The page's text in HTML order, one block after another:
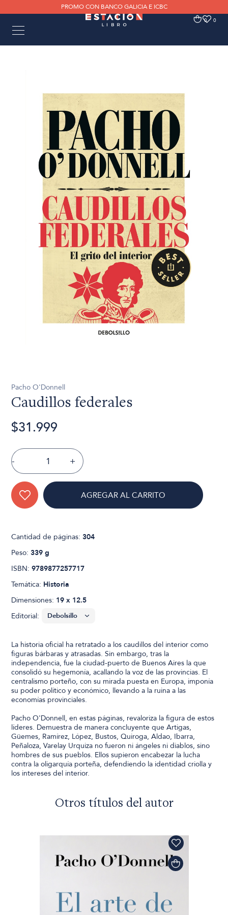
PROMO CON BANCO GALICIA E ICBC
0 0
Pacho O'Donnell
Caudillos federales
$31.999
- +
AGREGAR AL CARRITO
Cantidad de páginas:304
Peso:339 g
ISBN:9789877257717
Temática: Historia
Dimensiones: 19 x 12.5
Editorial:
La historia oficial ha retratado a los caudillos del interior como
figuras bárbaras y atrasadas. Sin embargo, tras la
independencia, fue la ciudad-puerto de Buenos Aires la que
consolidó su hegemonía, acallando la voz de las provincias. El
centralismo porteño, con su mirada puesta en Europa, imponía
su poder político y económico, llevando a la ruina a las
economías provinciales.
Pacho O'Donnell, en estas páginas, revaloriza la figura de estos
líderes. Demuestra de manera concluyente que Artigas,
Güemes, Ramírez, López, Bustos, Quiroga, Aldao, Ibarra,
Peñaloza, Varelay Urquiza no fueron ni ángeles ni diablos, sino
hombres de sus pueblos. Ellos supieron encabezar la lucha
contra la oligarquía porteña, defendiendo la identidad criolla y
los intereses del interior.
Otros títulos del autor